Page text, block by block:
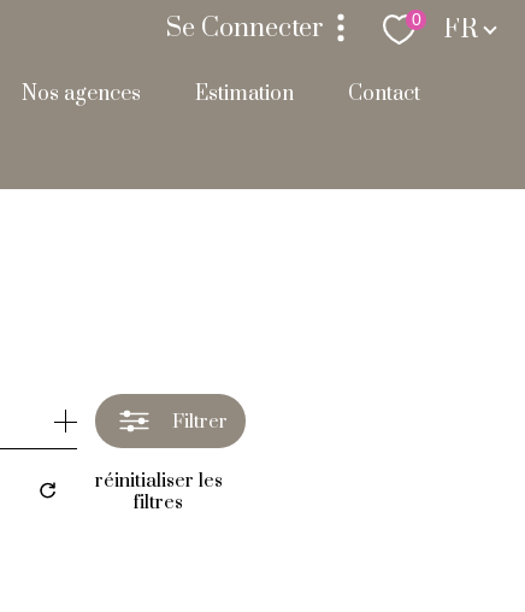
Se Connecter 0 Langue
FR
nos agences estimation contact
Filtrer
réinitialiser les
filtres